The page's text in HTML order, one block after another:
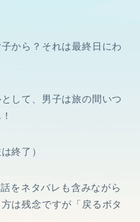
から？それは最終日にわ
して、男子は旅の間いつ
終了）
をネタバレも含みながら
は残念ですが「戻るボタ